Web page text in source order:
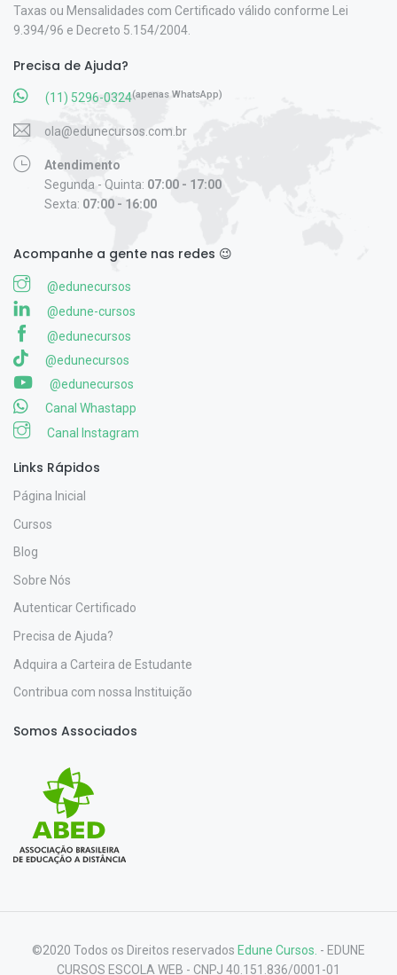
Taxas ou Mensalidades com Certificado válido conforme Lei
9.394/96 e Decreto 5.154/2004.
Precisa de Ajuda?
(11) 5296-0324(apenas WhatsApp)
ola@edunecursos.com.br
Atendimento
Segunda - Quinta: 07:00 - 17:00
Sexta: 07:00 - 16:00
Acompanhe a gente nas redes 😉
@edunecursos
@edune-cursos
@edunecursos
@edunecursos
@edunecursos
Canal Whastapp
Canal Instagram
Links Rápidos
Página Inicial
Cursos
Blog
Sobre Nós
Autenticar Certificado
Precisa de Ajuda?
Adquira a Carteira de Estudante
Contribua com nossa Instituição
Somos Associados
©2020 Todos os Direitos reservados Edune Cursos. - EDUNE
CURSOS ESCOLA WEB - CNPJ 40.151.836/0001-01